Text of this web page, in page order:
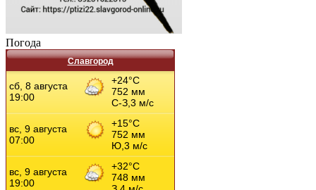
Погода
Славгород